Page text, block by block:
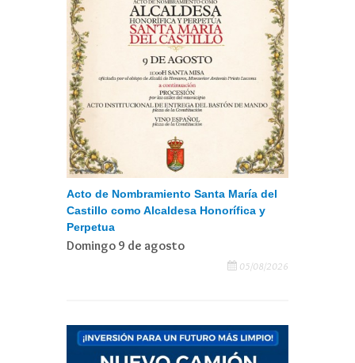
Acto de Nombramiento Santa María del
Castillo como Alcaldesa Honorífica y
Perpetua
Domingo 9 de agosto
05/08/2026